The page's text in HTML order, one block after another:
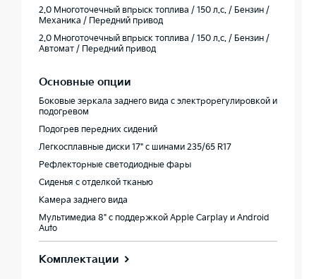
2.0 Многоточечный впрыск топлива / 150 л.с. / Бензин /
Механика / Передний привод
2.0 Многоточечный впрыск топлива / 150 л.с. / Бензин /
Автомат / Передний привод
Основные опции
Боковые зеркала заднего вида с электрорегулировкой и
подогревом
Подогрев передних сидений
Легкосплавные диски 17" с шинами 235/65 R17
Рефлекторные светодиодные фары
Сиденья с отделкой тканью
Камера заднего вида
Мультимедиа 8" с поддержкой Apple Carplay и Android
Auto
Комплектации